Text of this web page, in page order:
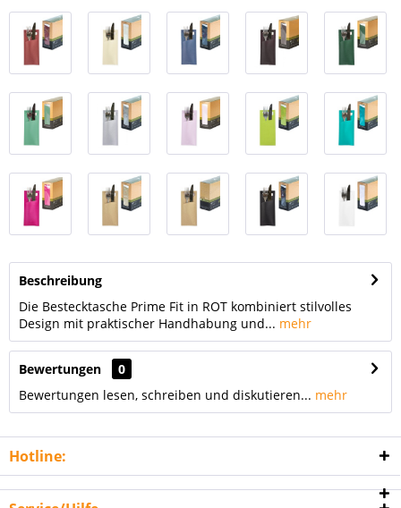
Beschreibung
Die Bestecktasche Prime Fit in ROT kombiniert stilvolles
Design mit praktischer Handhabung und... mehr
Bewertungen
0
Bewertungen lesen, schreiben und diskutieren... mehr
Hotline: